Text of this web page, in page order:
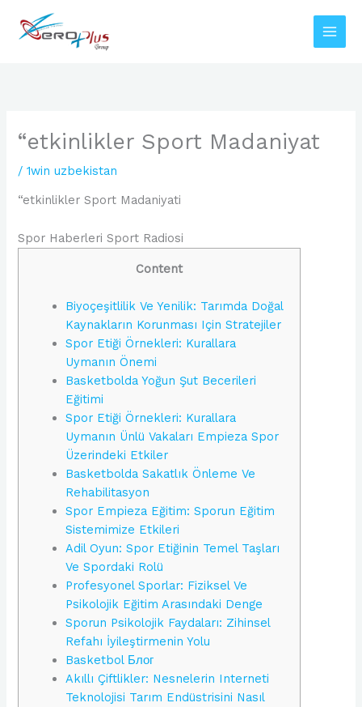
“etkinlikler Sport Madaniyat
/1win uzbekistan
“etkinlikler Sport Madaniyati
Spor Haberleri Sport Radiosi
Content
Biyoçeşitlilik Ve Yenilik: Tarımda Doğal
Kaynakların Korunması Için Stratejiler
Spor Etiği Örnekleri: Kurallara
Uymanın Önemi
Basketbolda Yoğun Şut Becerileri
Eğitimi
Spor Etiği Örnekleri: Kurallara
Uymanın Ünlü Vakaları Empieza Spor
Üzerindeki Etkiler
Basketbolda Sakatlık Önleme Ve
Rehabilitasyon
Spor Empieza Eğitim: Sporun Eğitim
Sistemimize Etkileri
Adil Oyun: Spor Etiğinin Temel Taşları
Ve Spordaki Rolü
Profesyonel Sporlar: Fiziksel Ve
Psikolojik Eğitim Arasındaki Denge
Sporun Psikolojik Faydaları: Zihinsel
Refahı İyileştirmenin Yolu
Basketbol Блог
Akıllı Çiftlikler: Nesnelerin Interneti
Teknolojisi Tarım Endüstrisini Nasıl